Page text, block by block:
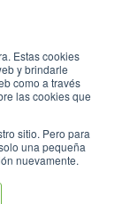
Estas cookies
y brindarle
como a través
las cookies que
sitio. Pero para
una pequeña
nuevamente.
virtual
utilizar microsoft